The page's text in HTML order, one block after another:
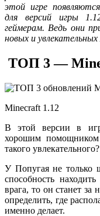
этой игре
для версий игры
геймерам. Ведь они
новых и
ТОП 3 —
Minecraft 1.12
В этой версии в
хорошим
такого увлекательного?
У Попугая не только
способность
врага, то он станет
определить, где
именно делает.